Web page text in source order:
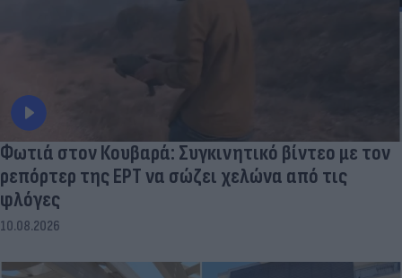
Φωτιά στον Κουβαρά: Συγκινητικό βίντεο με τον
ρεπόρτερ της ΕΡΤ να σώζει χελώνα από τις
φλόγες
10.08.2026